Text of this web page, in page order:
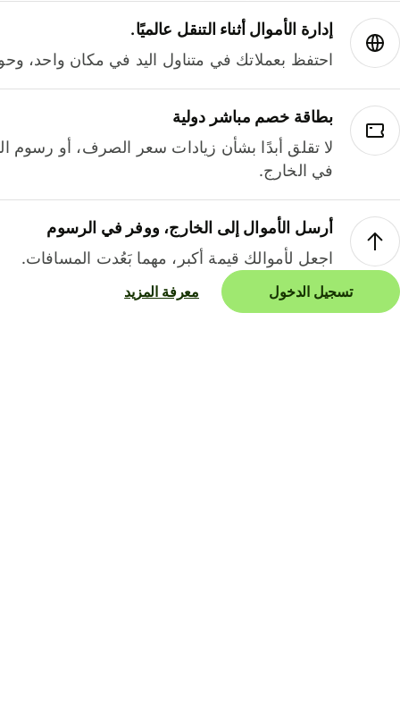
إدارة الأموال أثناء التنقل عالميًا.
احتفظ بعملاتك في متناول اليد في مكان واحد،
بطاقة خصم مباشر دولية
لا تقلق أبدًا بشأن زيادات سعر الصرف، أو رسوم
في الخارج.
أرسل الأموال إلى الخارج، ووفر في الرسوم
اجعل لأموالك قيمة أكبر، مهما بَعُدت المسافات.
تسجيل الدخول معرفة المزيد